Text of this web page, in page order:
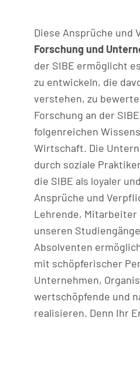
Diese Ansprüche
Forschung und
der SIBE ermöglicht
zu entwickeln, die
verstehen, zu
Forschung an der
folgenreichen
Wirtschaft. Die
durch soziale
die SIBE als loyaler
Ansprüche und
Lehrende, Mitarbeiter
unseren
Absolventen
mit schöpferischer
Unternehmen,
wertschöpfende und
realisieren. Denn Ihr